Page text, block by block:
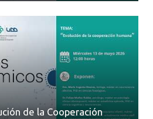
de la Cooperación